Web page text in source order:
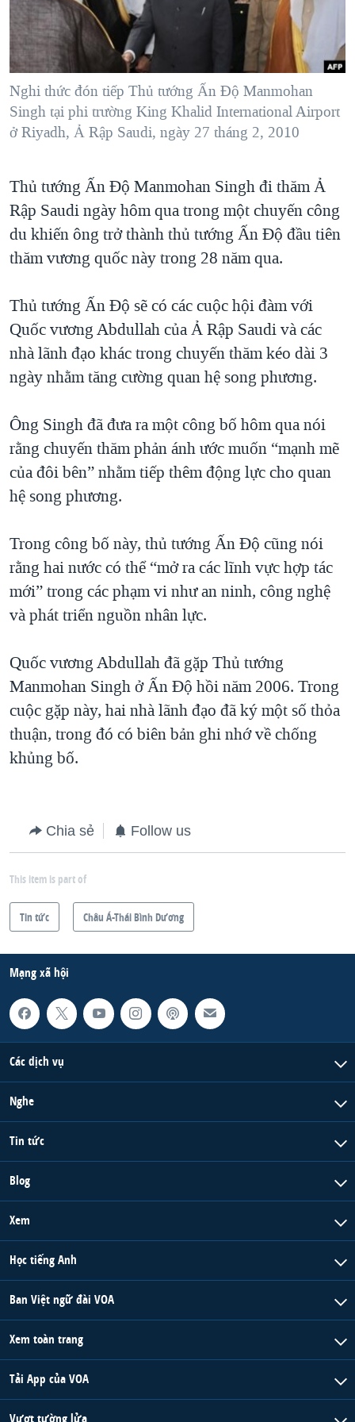
"Tìm"NGƯỜI VIỆT HẢI NGOẠI
ĐỜI SỐNG
KINH TẾ
SỨC KHOẺ
THỂ THAO
GIÁO DỤC
TẠI
HÀNH TRÌNH BẦU CỬ 2024
MỘT NĂM CHIẾN TRANH TẠI DẢI GAZA
GIẢI MÃ VÀNH ĐAI & CON ĐƯỜNG
NGÀY TỊ NẠN THẾ GIỚI
GROUND ZERO – XƯA VÀ NAY
CHI PHÍ CHIẾN TRANH AFGHANISTAN
CÁC GIÁ TRỊ CỘNG HÒA Ở VIỆT NAM
THƯỢNG ĐỈNH TRUMP-KIM TẠI VIỆT NAM
NGƯ DÂN VIỆT VÀ LÀN SÓNG TRỘM HẢI SÂM
BÊN KIA QUỐC LỘ: TIẾNG VỌNG TỪ NÔNG THÔN MỸ
QUAN HỆ VIỆT MỸ
VIDEO
NGHE
MẠNG XÃ HỘI
Nghi thức đón tiếp Thủ tướng Ấn Ðộ Manmohan
Singh tại phi trường King Khalid International Airport
ở Riyadh, Ả Rập Saudi, ngày 27 tháng 2, 2010
Thủ tướng Ấn Độ Manmohan Singh đi thăm Ả
Rập Saudi ngày hôm qua trong một chuyến công
du khiến ông trở thành thủ tướng Ấn Độ đầu tiên
thăm vương quốc này trong 28 năm qua.
Thủ tướng Ấn Độ sẽ có các cuộc hội đàm với
Quốc vương Abdullah của Ả Rập Saudi và các
nhà lãnh đạo khác trong chuyến thăm kéo dài 3
ngày nhằm tăng cường quan hệ song phương.
Ông Singh đã đưa ra một công bố hôm qua nói
rằng chuyến thăm phản ánh ước muốn “mạnh mẽ
của đôi bên” nhằm tiếp thêm động lực cho quan
hệ song phương.
Trong công bố này, thủ tướng Ấn Độ cũng nói
rằng hai nước có thể “mở ra các lĩnh vực hợp tác
mới” trong các phạm vi như an ninh, công nghệ
và phát triển nguồn nhân lực.
Quốc vương Abdullah đã gặp Thủ tướng
Manmohan Singh ở Ấn Độ hồi năm 2006. Trong
cuộc gặp này, hai nhà lãnh đạo đã ký một số thỏa
thuận, trong đó có biên bản ghi nhớ về chống
khủng bố.
Chia sẻ Follow us
This item is part of
Tin tức Châu Á-Thái Bình Dương
Mạng xã hội
Các dịch vụ
Nghe
Tin tức
Blog
Xem
Học tiếng Anh
Ban Việt ngữ đài VOA
Xem toàn trang
Tải App của VOA
Vượt tường lửa